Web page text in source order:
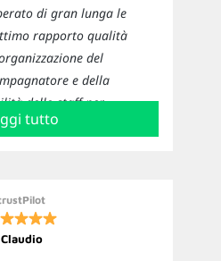
di gran lunga le
rapporto qualità
del
e della
dello staff per
Sicuramente non
tutto
Claudio